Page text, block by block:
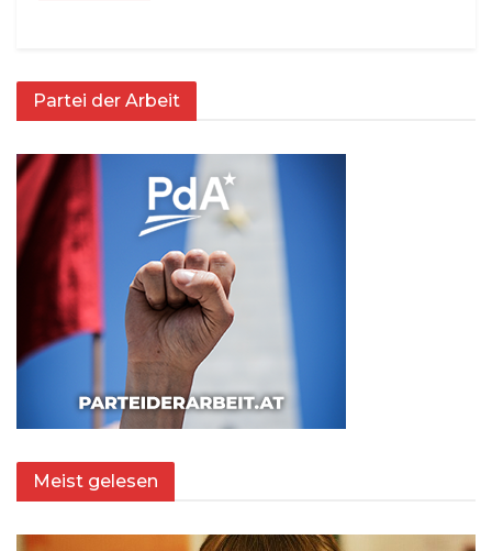
Partei der Arbeit
Meist gelesen